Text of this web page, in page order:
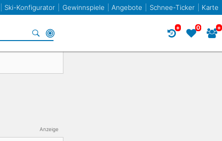
+ 0 +
Anzeige
Bulgarien
Ski-Konfigurator Gewinnspiele Angebote Schnee-Ticker Karte